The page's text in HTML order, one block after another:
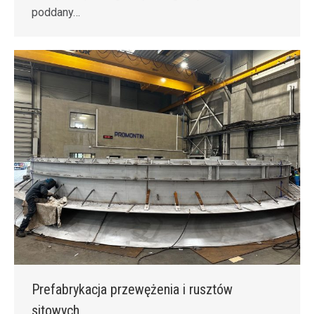
poddany…
Prefabrykacja przewężenia i rusztów
sitowych